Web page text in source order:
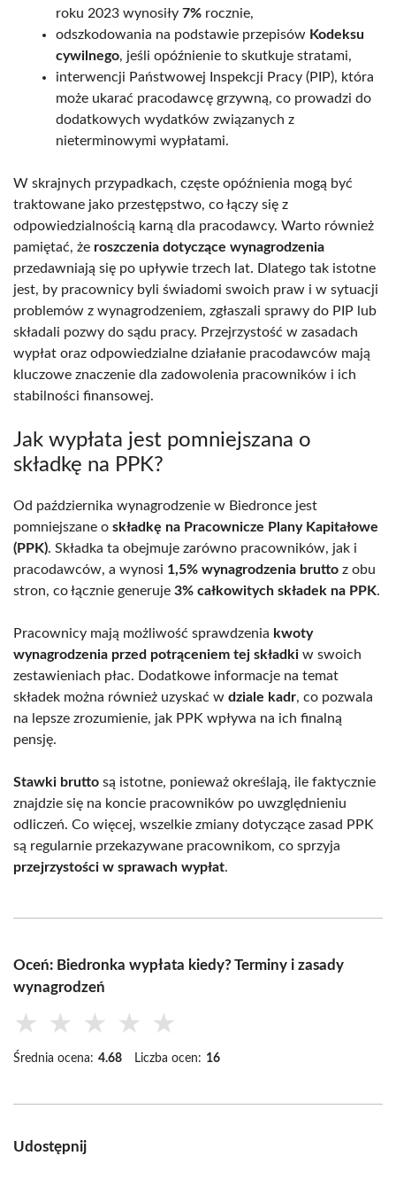
roku 2023 wynosiły 7% rocznie,
odszkodowania na podstawie przepisów Kodeksu
cywilnego, jeśli opóźnienie to skutkuje stratami,
interwencji Państwowej Inspekcji Pracy (PIP), która
może ukarać pracodawcę grzywną, co prowadzi do
dodatkowych wydatków związanych z
nieterminowymi wypłatami.
W skrajnych przypadkach, częste opóźnienia mogą być
traktowane jako przestępstwo, co łączy się z
odpowiedzialnością karną dla pracodawcy. Warto również
pamiętać, że roszczenia dotyczące wynagrodzenia
przedawniają się po upływie trzech lat. Dlatego tak istotne
jest, by pracownicy byli świadomi swoich praw i w sytuacji
problemów z wynagrodzeniem, zgłaszali sprawy do PIP lub
składali pozwy do sądu pracy. Przejrzystość w zasadach
wypłat oraz odpowiedzialne działanie pracodawców mają
kluczowe znaczenie dla zadowolenia pracowników i ich
stabilności finansowej.
Jak wypłata jest pomniejszana o
składkę na PPK?
Od października wynagrodzenie w Biedronce jest
pomniejszane o składkę na Pracownicze Plany Kapitałowe
(PPK). Składka ta obejmuje zarówno pracowników, jak i
pracodawców, a wynosi 1,5% wynagrodzenia brutto z obu
stron, co łącznie generuje 3% całkowitych składek na PPK.
Pracownicy mają możliwość sprawdzenia kwoty
wynagrodzenia przed potrąceniem tej składki w swoich
zestawieniach płac. Dodatkowe informacje na temat
składek można również uzyskać w dziale kadr, co pozwala
na lepsze zrozumienie, jak PPK wpływa na ich finalną
pensję.
Stawki brutto są istotne, ponieważ określają, ile faktycznie
znajdzie się na koncie pracowników po uwzględnieniu
odliczeń. Co więcej, wszelkie zmiany dotyczące zasad PPK
są regularnie przekazywane pracownikom, co sprzyja
przejrzystości w sprawach wypłat.
Oceń: Biedronka wypłata kiedy? Terminy i zasady
wynagrodzeń
★ ★ ★ ★ ★
Średnia ocena: 4.68 Liczba ocen: 16
Udostępnij